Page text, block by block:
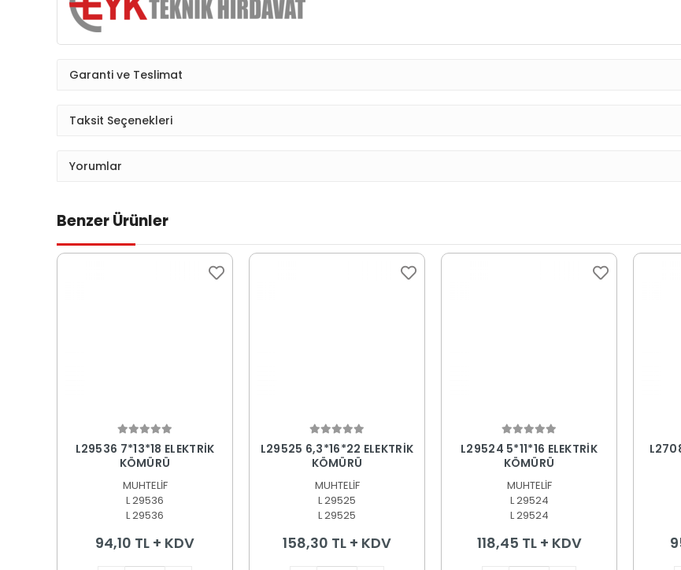
Garanti ve Teslimat
Taksit Seçenekleri
Yorumlar
Benzer Ürünler
L29536 7*13*18 ELEKTRİK
KÖMÜRÜ
MUHTELİF
L 29536
L 29536
94,10 TL + KDV
L29525 6,3*16*22 ELEKTRİK
KÖMÜRÜ
MUHTELİF
L 29525
L 29525
158,30 TL + KDV
L29524 5*11*16 ELEKTRİK
KÖMÜRÜ
MUHTELİF
L 29524
L 29524
118,45 TL + KDV